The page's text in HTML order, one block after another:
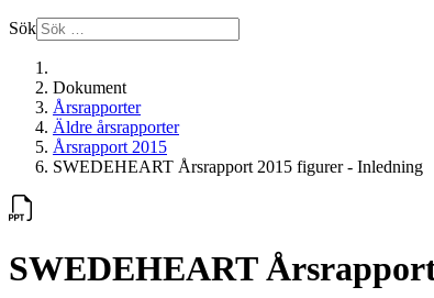
Sök
Dokument
Årsrapporter
Äldre årsrapporter
Årsrapport 2015
SWEDEHEART Årsrapport 2015 figurer - Inledning
SWEDEHEART